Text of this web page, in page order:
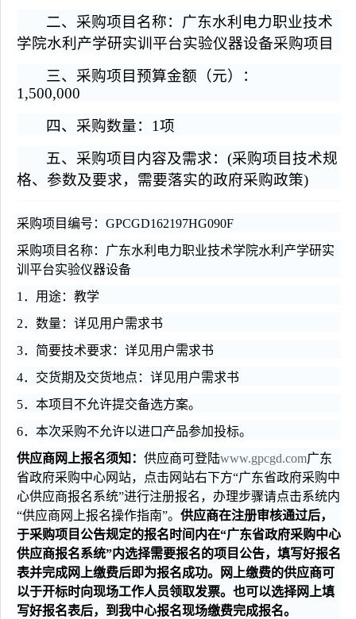
二、采购项目名称：广东水利电力职业技术
学院水利产学研实训平台实验仪器设备采购项目
三、采购项目预算金额（元）：
1,500,000
四、采购数量：1项
五、采购项目内容及需求：(采购项目技术规
格、参数及要求，需要落实的政府采购政策)
采购项目编号：GPCGD162197HG090F
采购项目名称： 广东水利电力职业技术学院水利产学研实
训平台实验仪器设备
1． 用途：教学
2． 数量：详见用户需求书
3．简要技术要求： 详见用户需求书
4．交货期及交货地点： 详见用户需求书
5．本项目不允许提交备选方案。
6． 本次采购不允许以进口产品参加投标。
供应商网上报名须知： 供应商可登陆www.gpcgd.com广东
省政府采购中心网站，点击网站右下方“广东省政府采购中
心供应商报名系统”进行注册报名，办理步骤请点击系统内
“供应商网上报名操作指南”。 供应商在注册审核通过后，
于采购项目公告规定的报名时间内在“广东省政府采购中心
供应商报名系统”内选择需要报名的项目公告，填写好报名
表并完成网上缴费后即为报名成功。网上缴费的供应商可
以于开标时向现场工作人员领取发票。也可以选择网上填
写好报名表后，到我中心报名现场缴费完成报名。